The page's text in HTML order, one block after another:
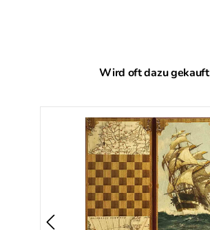
Produktgalerie überspringen
Wird oft dazu gekauft